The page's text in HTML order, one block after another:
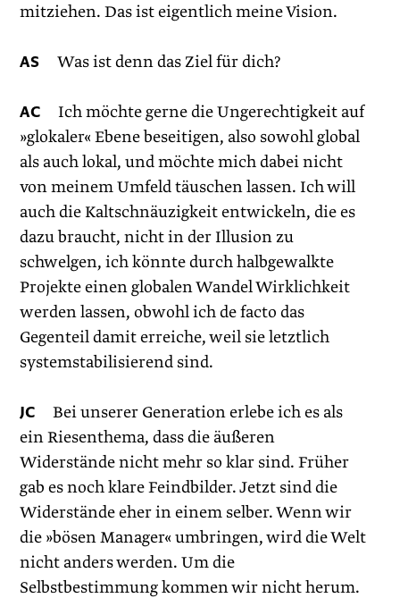
mitziehen. Das ist eigentlich meine Vision.
AS Was ist denn das Ziel für dich?
AC Ich möchte gerne die Ungerechtigkeit auf
»glokaler« Ebene beseitigen, also sowohl global
als auch lokal, und möchte mich dabei nicht
von meinem Umfeld täuschen lassen. Ich will
auch die Kaltschnäuzigkeit entwickeln, die es
dazu braucht, nicht in der Illusion zu
schwelgen, ich könnte durch halbgewalkte
Projekte einen globalen Wandel Wirklichkeit
werden lassen, obwohl ich de facto das
Gegenteil damit erreiche, weil sie letztlich
systemstabilisierend sind.
JC Bei unserer Generation erlebe ich es als
ein Riesenthema, dass die äußeren
Widerstände nicht mehr so klar sind. Früher
gab es noch klare Feindbilder. Jetzt sind die
Widerstände eher in einem selber. Wenn wir
die »bösen Manager« umbringen, wird die Welt
nicht anders werden. Um die
Selbstbestimmung kommen wir nicht herum.